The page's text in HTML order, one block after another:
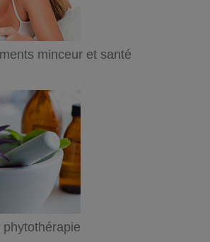
minceur et santé